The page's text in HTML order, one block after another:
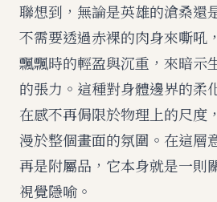
聯想到，無論是英雄的滄桑還
不需要透過赤裸的肉身來嘶吼
飄飄時的輕盈與沉重，來暗示
的張力。這種對身體邊界的柔
在感不再侷限於物理上的尺度
漫於整個畫面的氛圍。在這層
再是附屬品，它本身就是一則
視覺隱喻。